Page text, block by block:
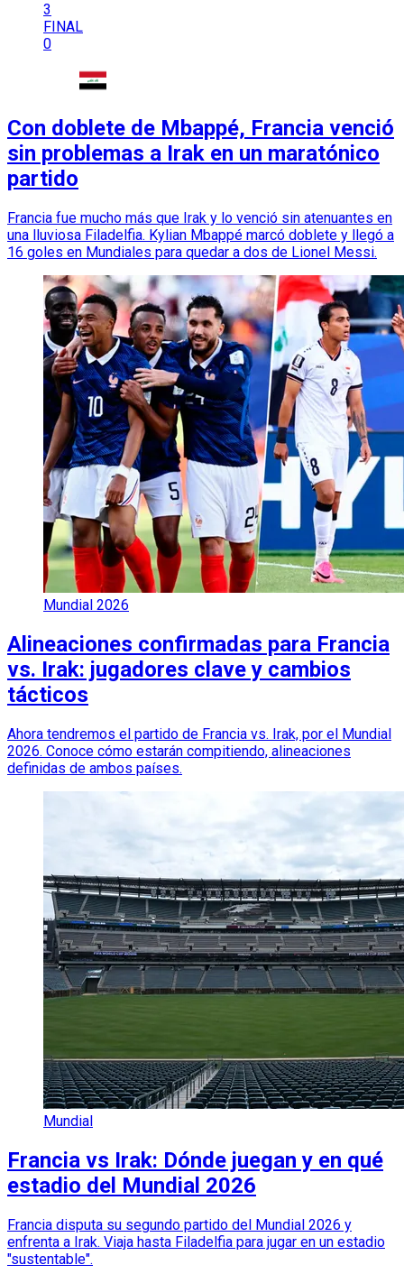
3
FINAL
0
Con doblete de Mbappé, Francia venció
sin problemas a Irak en un maratónico
partido
Francia fue mucho más que Irak y lo venció sin atenuantes en
una lluviosa Filadelfia. Kylian Mbappé marcó doblete y llegó a
16 goles en Mundiales para quedar a dos de Lionel Messi.
Mundial 2026
Alineaciones confirmadas para Francia
vs. Irak: jugadores clave y cambios
tácticos
Ahora tendremos el partido de Francia vs. Irak, por el Mundial
2026. Conoce cómo estarán compitiendo, alineaciones
definidas de ambos países.
Mundial
Francia vs Irak: Dónde juegan y en qué
estadio del Mundial 2026
Francia disputa su segundo partido del Mundial 2026 y
enfrenta a Irak. Viaja hasta Filadelfia para jugar en un estadio
"sustentable".